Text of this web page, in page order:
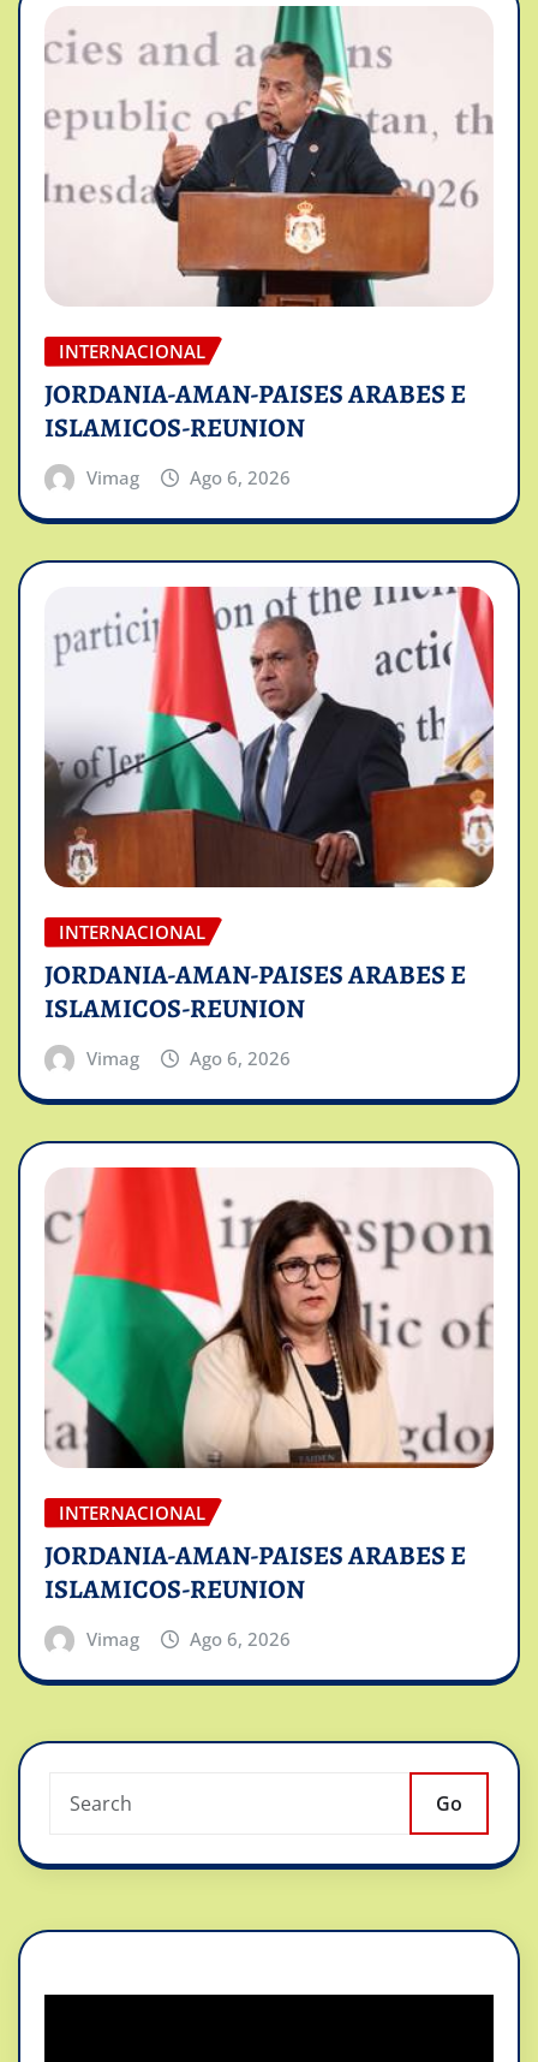
INTERNACIONAL
JORDANIA-AMAN-PAISES ARABES E
ISLAMICOS-REUNION
Vimag Ago 6, 2026
INTERNACIONAL
JORDANIA-AMAN-PAISES ARABES E
ISLAMICOS-REUNION
Vimag Ago 6, 2026
INTERNACIONAL
JORDANIA-AMAN-PAISES ARABES E
ISLAMICOS-REUNION
Vimag Ago 6, 2026
Go